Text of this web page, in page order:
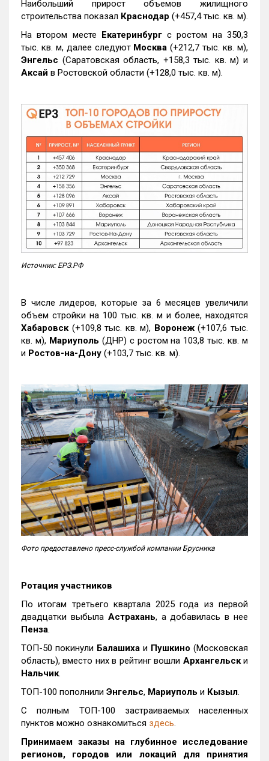
Наибольший прирост объемов жилищного
строительства показал Краснодар (+457,4 тыс. кв. м).
На втором месте Екатеринбургс ростом на 350,3
тыс. кв. м, далее следуют Москва (+212,7 тыс. кв. м),
Энгельс (Саратовская область, +158,3 тыс. кв. м) и
Аксай в Ростовской области (+128,0 тыс. кв. м).
Источник: ЕРЗ.РФ
В числе лидеров, которые за 6 месяцев увеличили
объем стройки на 100 тыс. кв. м и более, находятся
Хабаровск (+109,8 тыс. кв. м), Воронеж(+107,6 тыс.
кв. м), Мариуполь (ДНР) с ростом на 103,8 тыс. кв. м
и Ростов-на-Дону (+103,7 тыс. кв. м).
Фото предоставлено пресс-службой компании Брусника
Ротация участников
По итогам третьего квартала 2025 года из первой
двадцатки выбыла Астрахань, а добавилась в нее
Пенза.
ТОП-50 покинули Балашиха и Пушкино (Московская
область), вместо них в рейтинг вошли Архангельски
Нальчик.
ТОП-100 пополнили Энгельс, Мариуполь и Кызыл.
С полным ТОП-100 застраиваемых населенных
пунктов можно ознакомиться здесь.
Принимаем заказы на глубинное исследование
регионов, городов или локаций для принятия